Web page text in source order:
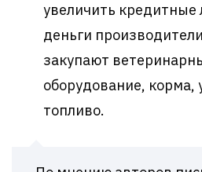
увеличить
деньги
закупают
оборудование, корма,
топливо.